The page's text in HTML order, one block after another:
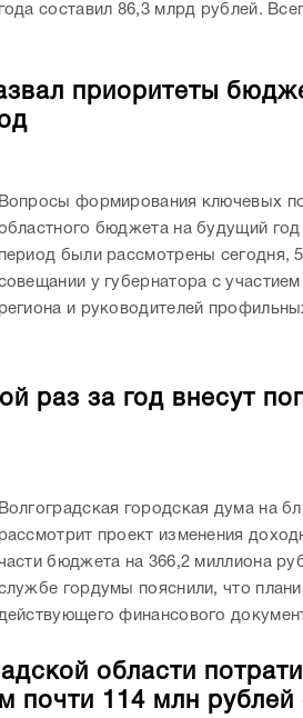
года составил 86,3 млрд рублей.
приоритеты
Вопросы формирования ключевых
бюджета на будущий
период были рассмотрены сегодня, 5
у губернатора с
региона и руководителей
раз за год внесут
Волгоградская городская дума на
рассмотрит проект изменения
бюджета на 366,2 миллиона
гордумы пояснили, что
финансового
области
почти 114 млн рублей